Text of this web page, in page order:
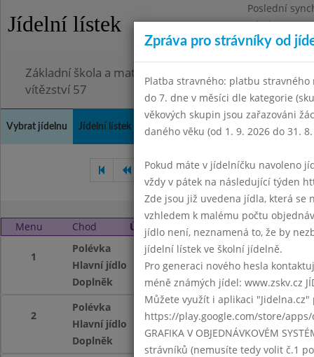
Jídelní lístek
Poslední
Pátek
Omezení
Základní škola a mateřská škola Chodov, Praha 4,
vítězství 57
Vybrat jídelnu Jídelní lístek Historie Kontakty a informace
Únor 2014 Březen 2014
Menu Chod Úterý 1. 4. 2014
1
Polévka
Masová
Hlavní jídlo
Fazolky na
Doplněk
mléko, čaj,
2
Polévka
Masová
Hlavní jídlo
Kotlety s jablky,
Doplněk
mléko, čaj,
Zpráva pro strávníky od
Platba stravného: platbu stravného
do 7. dne v měsíci dle kategorie
věkových skupin jsou zařazováni
daného věku (od 1. 9. 2026 do 31.
Pokud máte v jídelníčku navoleno
vždy v pátek na následující týden
Zde jsou již uvedena jídla, která se
vzhledem k malému počtu
jídlo není, neznamená to, že by
jídelní lístek ve školní jídelně.
Pro generaci nového hesla
méně známých jídel: www.zskv.cz
Můžete využít i aplikaci
https://play.google.com/store/
GRAFIKA V OBJEDNÁVKOVÉM
strávníků (nemusíte tedy volit č.1